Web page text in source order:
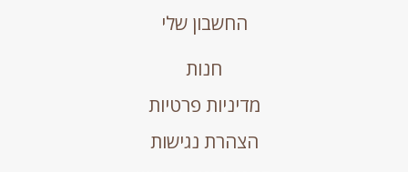
החשבון שלי
חנות
מדיניות פרטיות
הצהרת נגישות